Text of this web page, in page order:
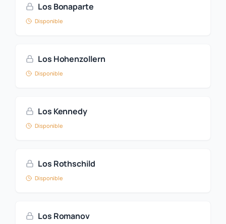
Los Bonaparte
Disponible
Los Hohenzollern
Disponible
Los Kennedy
Disponible
Los Rothschild
Disponible
Los Romanov